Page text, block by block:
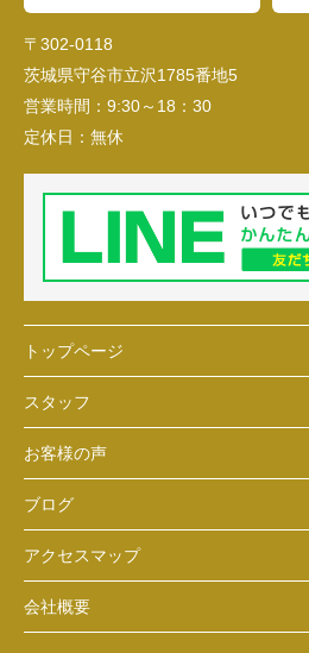
〒302-0118
茨城県守谷市立沢1785番地5
営業時間： 9:30～18：30
定休日： 無休
トップページ
スタッフ
お客様の声
ブログ
アクセスマップ
会社概要